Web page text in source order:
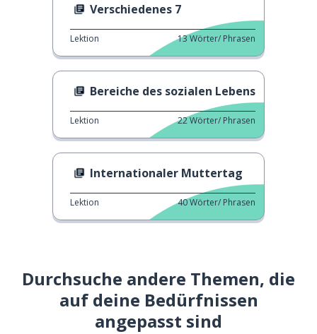
Verschiedenes 7
Lektion 13Wörter/ Phrasen
Bereiche des sozialen Lebens
Lektion 22Wörter/ Phrasen
Internationaler Muttertag
Lektion 40Wörter/ Phrasen
Durchsuche andere Themen, die
auf deine Bedürfnissen
angepasst sind